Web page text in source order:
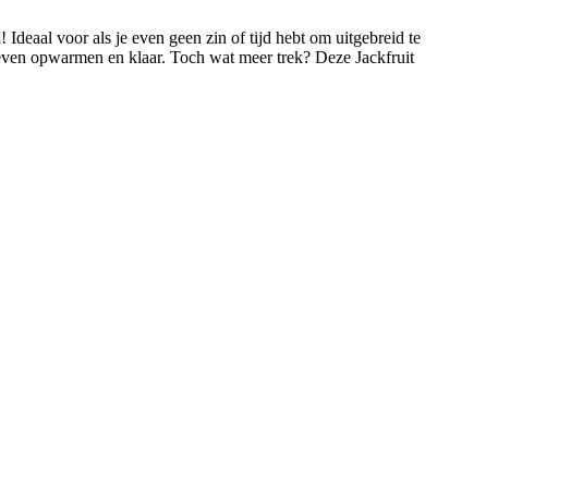
voor als je even geen zin of tijd hebt om uitgebreid te
opwarmen en klaar. Toch wat meer trek? Deze Jackfruit